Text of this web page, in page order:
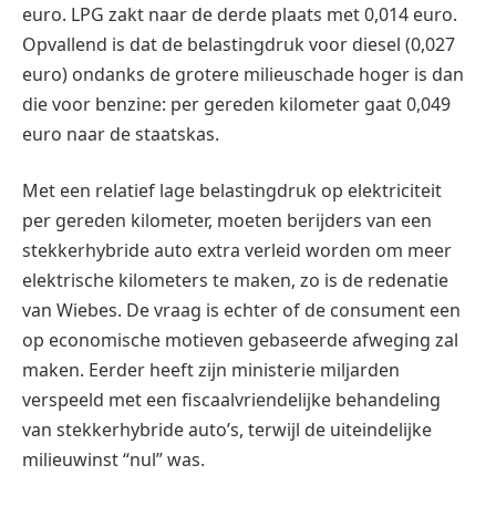
euro. LPG zakt naar de derde plaats met 0,014 euro.
Opvallend is dat de belastingdruk voor diesel (0,027
euro) ondanks de grotere milieuschade hoger is dan
die voor benzine: per gereden kilometer gaat 0,049
euro naar de staatskas.
Met een relatief lage belastingdruk op elektriciteit
per gereden kilometer, moeten berijders van een
stekkerhybride auto extra verleid worden om meer
elektrische kilometers te maken, zo is de redenatie
van Wiebes. De vraag is echter of de consument een
op economische motieven gebaseerde afweging zal
maken. Eerder heeft zijn ministerie miljarden
verspeeld met een fiscaalvriendelijke behandeling
van stekkerhybride auto’s, terwijl de uiteindelijke
milieuwinst “nul” was.